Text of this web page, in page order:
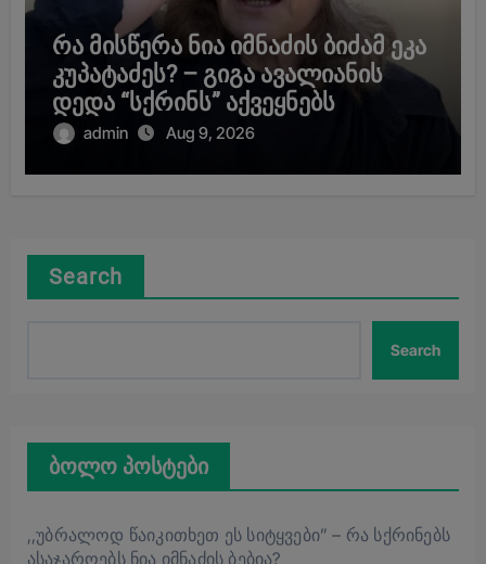
რა მისწერა ნია იმნაძის ბიძამ ეკა
კუპატაძეს? – გიგა ავალიანის
დედა “სქრინს” აქვეყნებს
admin Aug 9, 2026
Search
Search
ბოლო პოსტები
,,უბ­რა­ლოდ წა­ი­კი­თხეთ ეს სი­ტყვე­ბი” – რა სქრინებს
ასაჯაროებს ნია იმნაძის ბებია?